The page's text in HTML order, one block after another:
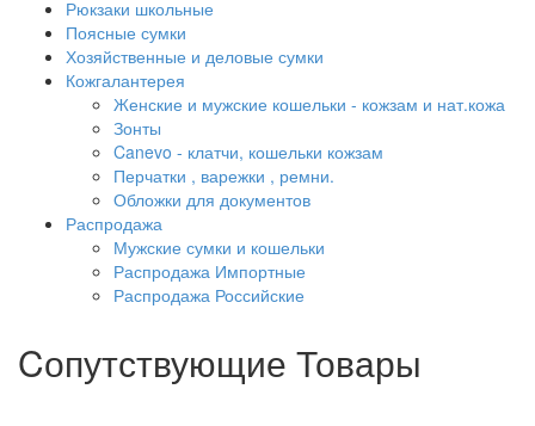
Рюкзаки школьные
Поясные сумки
Хозяйственные и деловые сумки
Кожгалантерея
Женские и мужские кошельки - кожзам и нат.кожа
Зонты
Canevo - клатчи, кошельки кожзам
Перчатки , варежки , ремни.
Обложки для документов
Распродажа
Мужские сумки и кошельки
Распродажа Импортные
Распродажа Российские
Cопутствующие Товары